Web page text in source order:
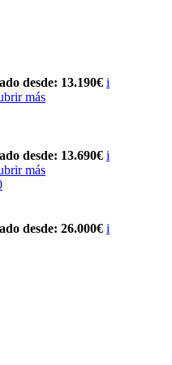
desde: 13.190€ i
más
desde: 13.690€ i
más
desde: 26.000€ i